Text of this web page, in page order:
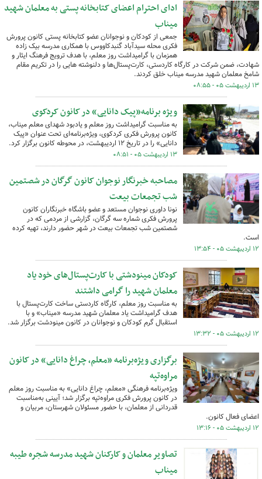
ادای احترام اعضای کتابخانه پستی به معلمان شهید
میناب
جمعی از کودکان و نوجوانان عضو کتابخانه پستی کانون پرورش
فکری محله سیدآباد گنبدکاووس با همکاری مدرسه بیک زاده
همزمان با گرامیداشت روز معلم، با هدف ترویج فرهنگ ایثار و
شهادت، ضمن شرکت در کارگاه کاردستی، کارت‌پستال‌ها و دلنوشته هایی را در تکریم مقام
شامخ معلمان شهید مدرسه میناب خلق کردند.
۱۳ اردیبهشت ۰۵ - ۰۸:۵۵
ویژه برنامه«پیک دانایی» در کانون کردکوی
به مناسبت گرامیداشت روز معلم و یادبود شهدای معلم میناب،
کانون پرورش فکری کردکوی، ویژه‌برنامه‌ای تحت عنوان «پیک
دانایی» را در تاریخ ۱۲ اردیبهشت، در محوطه کانون برگزار کرد.
۱۳ اردیبهشت ۰۵ - ۰۸:۵۱
مصاحبه خبرنگار نوجوان کانون گرگان در شصتمین
شب تجمعات بیعت
نونا داوری نوجوان مستعد و عضو باشگاه خبرنگاران کانون
پرورش فکری شماره سه گرگان، گزارشی از مردمی که در
شصتمین شب تجمعات بیعت در شهر حضور دارند، تهیه کرده
است.
۱۲ اردیبهشت ۰۵ - ۱۳:۵۴
کودکان مینودشتی با کارت‌پستال‌های خود یاد
معلمان شهید را گرامی داشتند
به مناسبت روز معلم، کارگاه کاردستی ساخت کارت‌پستال با
هدف گرامیداشت یاد معلمان شهید مدرسه «میناب» و با
استقبال گرم کودکان و نوجوانان در کانون مینودشت برگزار شد.
۱۲ اردیبهشت ۰۵ - ۱۳:۳۲
برگزاری ویژه‌برنامه «معلم، چراغ دانایی» در کانون
مراوه‌تپه
ویژه‌برنامه فرهنگی «معلم، چراغ دانایی» به مناسبت روز معلم
در کانون پرورش فکری مراوه‌تپه برگزار شد؛ آیینی به‌مناسبت
قدردانی از معلمان، با حضور مسئولان شهرستان، مربیان و
اعضای فعال کانون.
۱۲ اردیبهشت ۰۵ - ۱۳:۱۶
تصاویر معلمان و کارکنان شهید مدرسه شجره طیبه
میناب